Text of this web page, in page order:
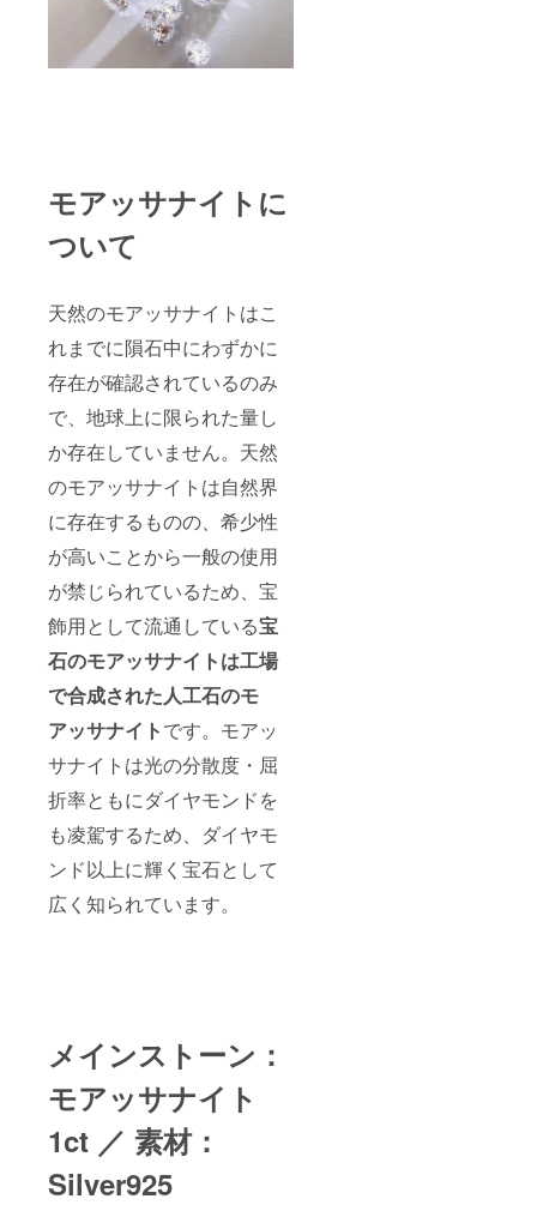
モアッサナイトに
ついて
天然のモアッサナイトはこ
れまでに隕石中にわずかに
存在が確認されているのみ
で、地球上に限られた量し
か存在していません。天然
のモアッサナイトは自然界
に存在するものの、希少性
が高いことから一般の使用
が禁じられているため、宝
飾用として流通している宝
石のモアッサナイトは工場
で合成された人工石のモ
アッサナイトです。モアッ
サナイトは光の分散度・屈
折率ともにダイヤモンドを
も凌駕するため、ダイヤモ
ンド以上に輝く宝石として
広く知られています。
メインストーン：
モアッサナイト
1ct ／ 素材：
Silver925